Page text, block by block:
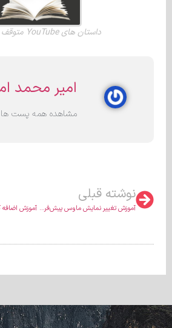
داستان های YouTube متوقف می شود
امیر محمد
مشاهده همه پست ها
نوشته قبلی
آموزش تغییر نمایش ماوس پیش‌فرض در یک سایت وردپرس با المنتور